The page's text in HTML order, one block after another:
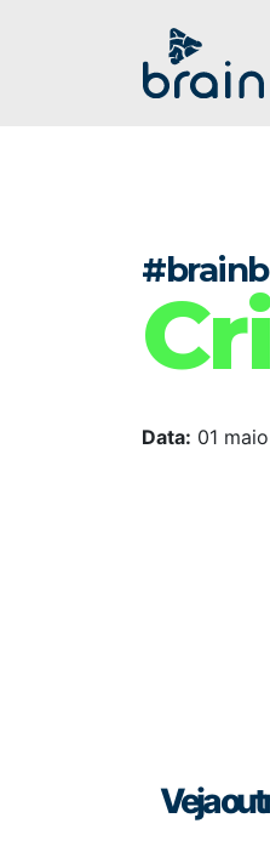
Data: 01
Veja